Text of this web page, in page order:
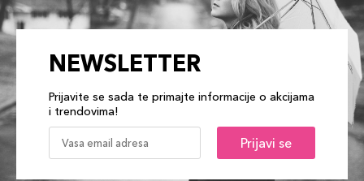
NEWSLETTER
Prijavite se sada te primajte informacije o akcijama
i trendovima!
Prijavi se